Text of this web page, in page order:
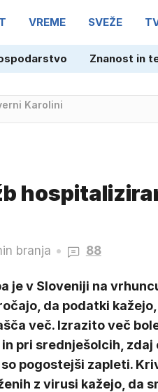
VREME SVEŽE
Znanost in
obtožbi zoper
branja 88
je v Sloveniji na
da podatki
več. Izrazito več
pri srednješolcih, zdaj
pogostejši zapleti.
z virusi kažejo, da